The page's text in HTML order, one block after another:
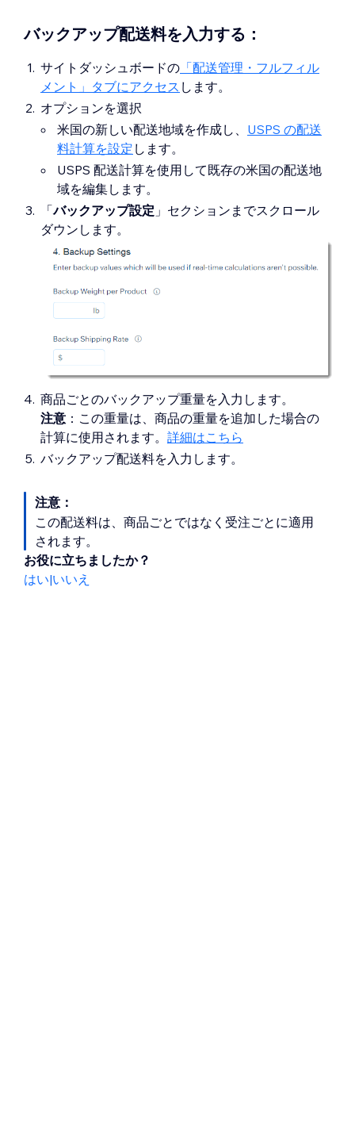
バックアップ配送料を入力する：
サイトダッシュボードの 「配送管理・フルフィル
メント」タブにアクセス します。
オプションを選択
米国の新しい配送地域を作成し、 USPS の配送
料計算を設定 します。
USPS 配送計算を使用して既存の米国の配送地
域を編集します。
「バックアップ設定 」セクションまでスクロール
ダウンします。
商品ごとのバックアップ重量を入力します。
注意 ：この重量は、商品の重量を追加した場合の
計算に使用されます。 詳細はこちら
バックアップ配送料を入力します。
注意：
この配送料は、商品ごとではなく受注ごとに適用
されます。
お役に立ちましたか？
はい|いいえ